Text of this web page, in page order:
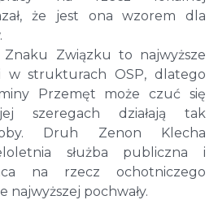
że jest ona wzorem dla
Znaku Związku to najwyższe
w strukturach OSP, dlatego
Przemęt może czuć się
szeregach działają tak
Druh Zenon Klecha
służba publiczna i
na rzecz ochotniczego
najwyższej pochwały.